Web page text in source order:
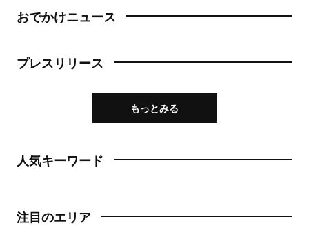
おでかけニュース
プレスリリース
もっとみる
人気キーワード
注目のエリア